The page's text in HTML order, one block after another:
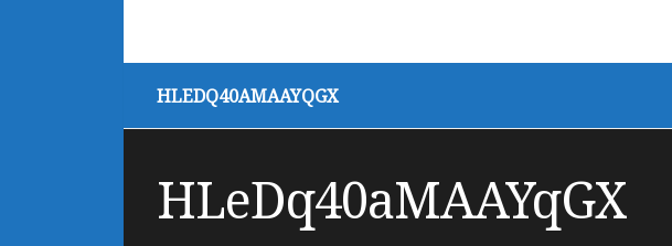
HLEDQ40AMAAYQGX
HLeDq40aMAAYqGX